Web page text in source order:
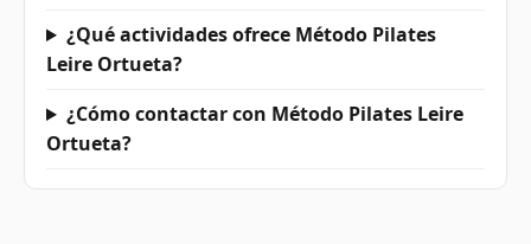
¿Qué actividades ofrece Método Pilates
Leire Ortueta?
¿Cómo contactar con Método Pilates Leire
Ortueta?